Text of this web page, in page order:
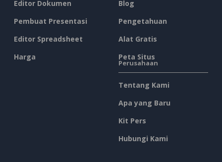
Editor Dokumen
Pembuat Presentasi
Editor Spreadsheet
Harga
Blog
Pengetahuan
Alat Gratis
Peta Situs
Perusahaan
Tentang Kami
Apa yang Baru
Kit Pers
Hubungi Kami